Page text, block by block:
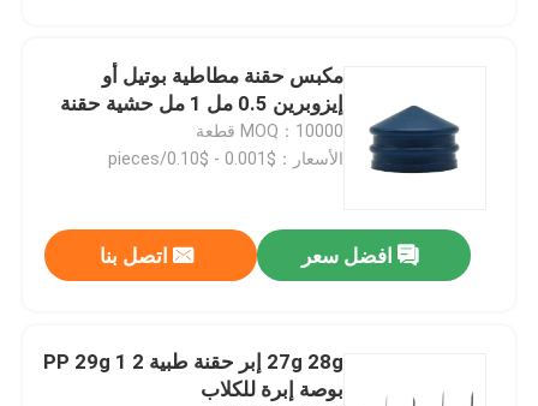
مكبس حقنة مطاطية بوتيل أو
إيزوبرين 0.5 مل 1 مل حشية حقنة
MOQ：10000 قطعة
الأسعار：$0.001 - $0.10/pieces
افضل سعر اتصل بنا
27g 28g إبر حقنة طبية PP 29g 1 2
بوصة إبرة للكلاب